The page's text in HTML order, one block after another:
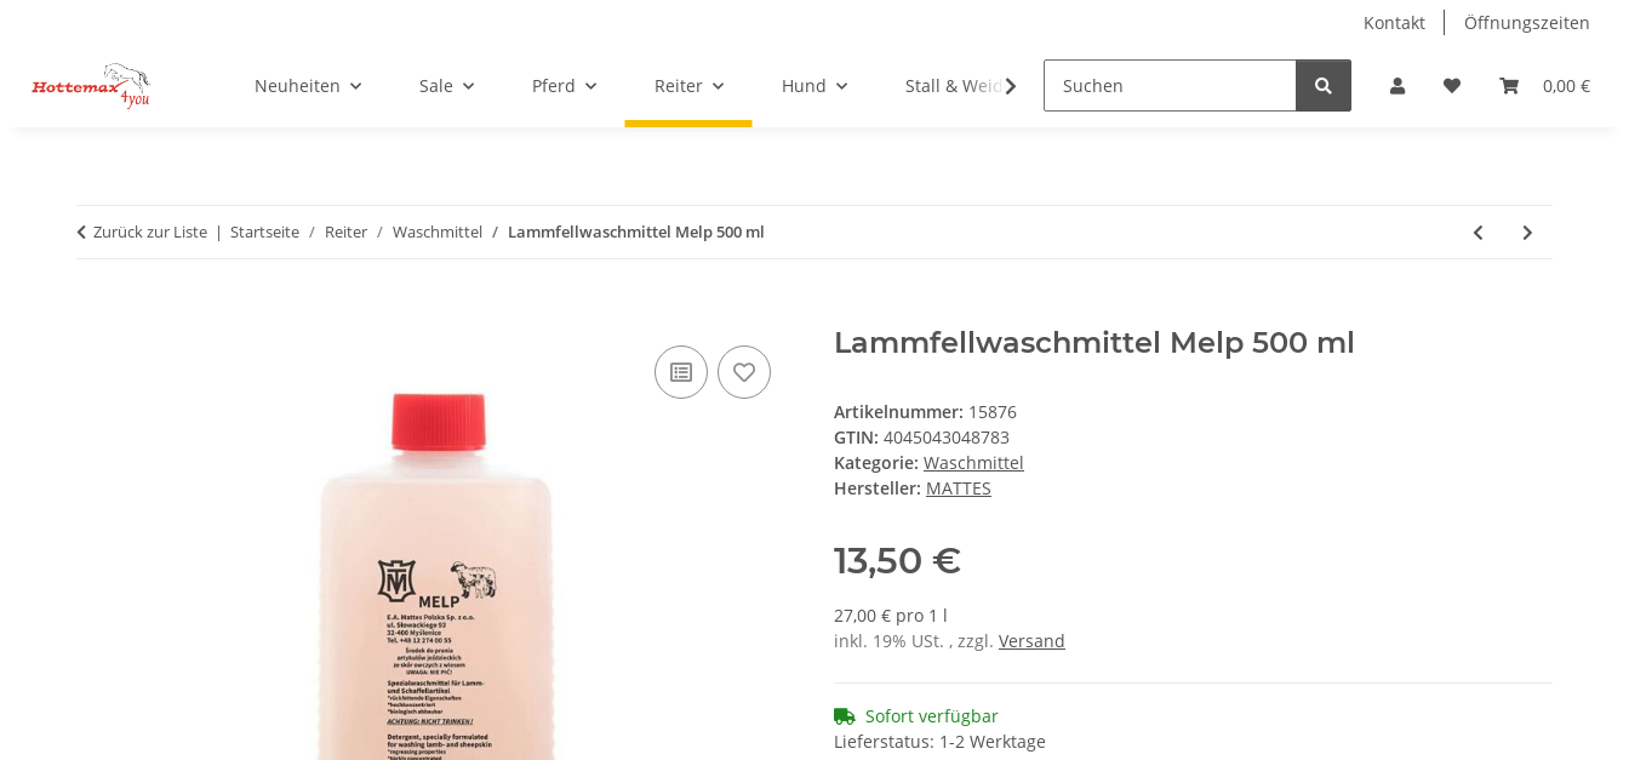
Kontakt Öffnungszeiten
0,00 €
Neuheiten Sale Pferd Reiter Hund Stall & Weide Hobby Horse Dienstleistungen Geschenkartikel &
Zurück zur Liste Startseite Reiter Waschmittel Lammfellwaschmittel Melp 500 ml
Lammfellwaschmittel Melp 500 ml
Artikelnummer: 15876
GTIN: 4045043048783
Kategorie: Waschmittel
Hersteller: MATTES
13,50 €
27,00 € pro 1 l
inkl. 19% USt. , zzgl. Versand
Sofort verfügbar
Lieferstatus: 1-2 Werktage